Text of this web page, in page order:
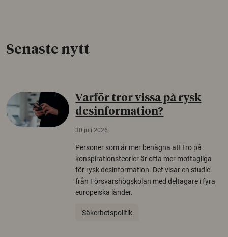
Senaste nytt
Varför tror vissa på rysk
desinformation?
30 juli 2026
Personer som är mer benägna att tro på
konspirationsteorier är ofta mer mottagliga
för rysk desinformation. Det visar en studie
från Försvarshögskolan med deltagare i fyra
europeiska länder.
Säkerhetspolitik